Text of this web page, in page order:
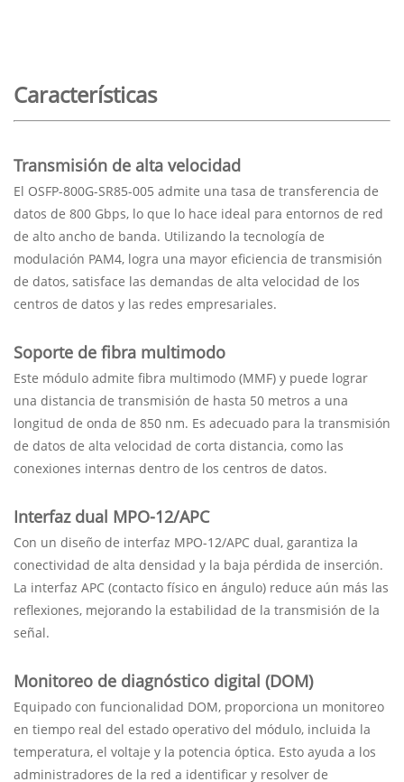
Características
Transmisión de alta velocidad
El OSFP-800G-SR85-005 admite una tasa de transferencia de
datos de 800 Gbps, lo que lo hace ideal para entornos de red
de alto ancho de banda. Utilizando la tecnología de
modulación PAM4, logra una mayor eficiencia de transmisión
de datos, satisface las demandas de alta velocidad de los
centros de datos y las redes empresariales.
Soporte de fibra multimodo
Este módulo admite fibra multimodo (MMF) y puede lograr
una distancia de transmisión de hasta 50 metros a una
longitud de onda de 850 nm. Es adecuado para la transmisión
de datos de alta velocidad de corta distancia, como las
conexiones internas dentro de los centros de datos.
Interfaz dual MPO-12/APC
Con un diseño de interfaz MPO-12/APC dual, garantiza la
conectividad de alta densidad y la baja pérdida de inserción.
La interfaz APC (contacto físico en ángulo) reduce aún más las
reflexiones, mejorando la estabilidad de la transmisión de la
señal.
Monitoreo de diagnóstico digital (DOM)
Equipado con funcionalidad DOM, proporciona un monitoreo
en tiempo real del estado operativo del módulo, incluida la
temperatura, el voltaje y la potencia óptica. Esto ayuda a los
administradores de la red a identificar y resolver de